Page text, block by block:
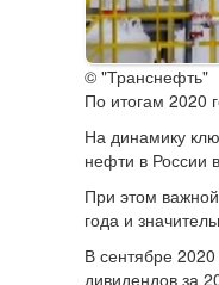
© "Транснефть"
По итогам 2020
На динамику
нефти в России
При этом
года и
В сентябре
дивидендов за